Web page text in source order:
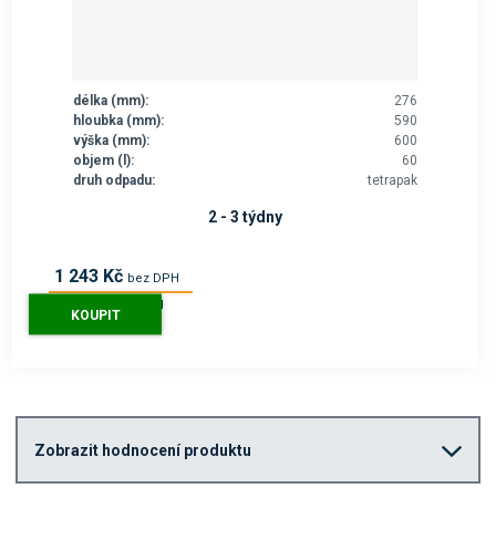
délka (mm):
276
hloubka (mm):
590
výška (mm):
600
objem (l):
60
druh odpadu:
tetrapak
1 243 Kč bez DPH
2 - 3 týdny
KOUPIT
Zobrazit hodnocení produktu